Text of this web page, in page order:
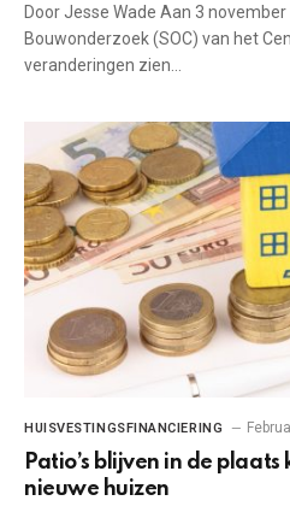
Door Jesse Wade Aan 3 november
Bouwonderzoek (SOC) van het
veranderingen zien…
HUISVESTINGSFINANCIERING
Patio’s blijven in de
nieuwe huizen